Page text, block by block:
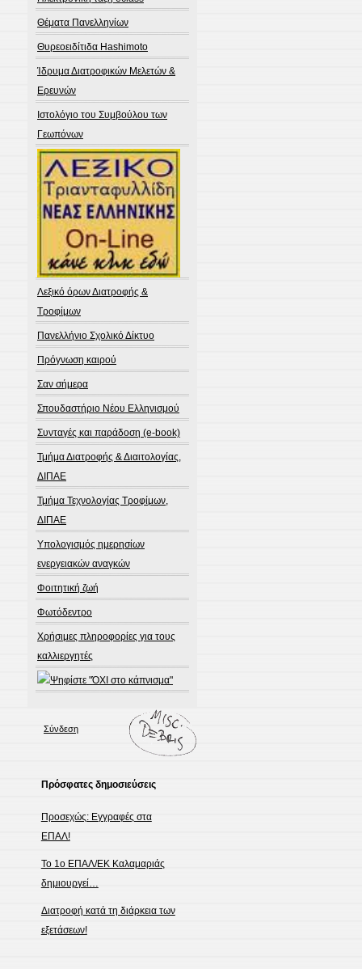
Θέματα Πανελληνίων
Θυρεοειδίτιδα Hashimoto
Ίδρυμα Διατροφικών Μελετών &
Ερευνών
Ιστολόγιο του Συμβούλου των
Γεωπόνων
Λεξικό όρων Διατροφής &
Τροφίμων
Πανελλήνιο Σχολικό Δίκτυο
Πρόγνωση καιρού
Σαν σήμερα
Σπουδαστήριο Νέου Ελληνισμού
Συνταγές και παράδοση (e-book)
Τμήμα Διατροφής & Διαιτολογίας,
ΔΙΠΑΕ
Τμήμα Τεχνολογίας Τροφίμων,
ΔΙΠΑΕ
Υπολογισμός ημερησίων
ενεργειακών αναγκών
Φοιτητική ζωή
Φωτόδεντρο
Χρήσιμες πληροφορίες για τους
καλλιεργητές
Σύνδεση
Πρόσφατες δημοσιεύσεις
Προσεχώς: Εγγραφές στα
ΕΠΑΛ!
Το 1ο ΕΠΑΛ/ΕΚ Καλαμαριάς
δημιουργεί…
Διατροφή κατά τη διάρκεια των
εξετάσεων!